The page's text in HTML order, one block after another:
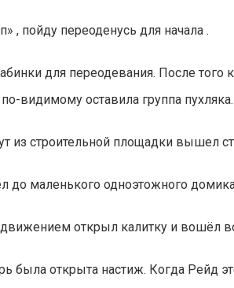
, пойду переоденусь для начала .
для переодевания. После
видимому оставила группа пухляка.
из строительной площадки вышел
до маленького одноэтожного
открыл калитку и вошёл
была открыта настиж. Когда Рейд